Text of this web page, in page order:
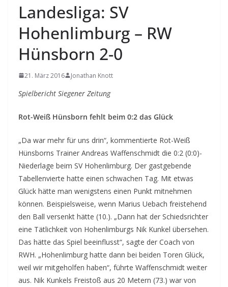
Landesliga: SV
Hohenlimburg – RW
Hünsborn 2-0
21. März 2016 Jonathan Knott
Spielbericht Siegener Zeitung
Rot-Weiß Hünsborn fehlt beim 0:2 das Glück
„Da war mehr für uns drin“, kommentierte Rot-Weiß
Hünsborns Trainer Andreas Waffenschmidt die 0:2 (0:0)-
Niederlage beim SV Hohenlimburg. Der gastgebende
Tabellenvierte hatte einen schwachen Tag. Mit etwas
Glück hätte man wenigstens einen Punkt mitnehmen
können. Beispielsweise, wenn Marius Uebach freistehend
den Ball versenkt hätte (10.). „Dann hat der Schiedsrichter
eine Tätlichkeit von Hohenlimburgs Nik Kunkel übersehen.
Das hätte das Spiel beeinflusst“, sagte der Coach von
RWH. „Hohenlimburg hatte dann bei beiden Toren Glück,
weil wir mitgeholfen haben“, führte Waffenschmidt weiter
aus. Nik Kunkels Freistoß aus 20 Metern (73.) war von